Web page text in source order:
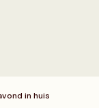
in huis